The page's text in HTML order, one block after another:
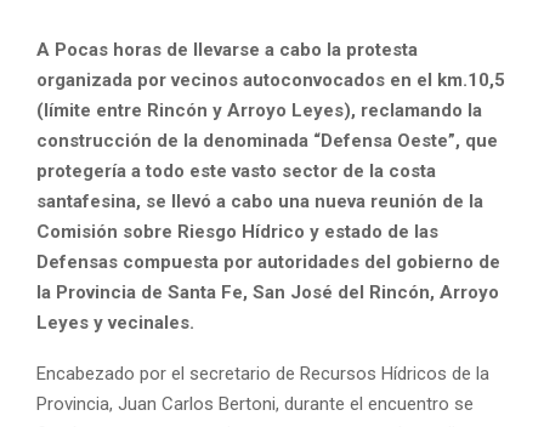
A Pocas horas de llevarse a cabo la protesta
organizada por vecinos autoconvocados en el km.10,5
(límite entre Rincón y Arroyo Leyes), reclamando la
construcción de la denominada “Defensa Oeste”, que
protegería a todo este vasto sector de la costa
santafesina, se llevó a cabo una nueva reunión de la
Comisión sobre Riesgo Hídrico y estado de las
Defensas compuesta por autoridades del gobierno de
la Provincia de Santa Fe, San José del Rincón, Arroyo
Leyes y vecinales.
Encabezado por el secretario de Recursos Hídricos de la
Provincia, Juan Carlos Bertoni, durante el encuentro se